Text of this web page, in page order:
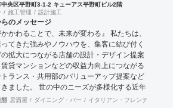
央区平野町3-1-2 キューアス平野町ビル2階
施工管理 設計施工
のメッセージ
かかわることで、未来が変わる』 私たちは、
てきた強みやノウハウを、集客に結び付く
の拡大につながる店舗の設計・デザイン提案
貸マンションなどの収益力向上につながる
ランス・共用部のバリューアップ提案など
ました。 世の中のニーズが多様化する近年
が落ちてきた築古物件に対して用途転換(コ
態 居酒屋 ダイニング・バー イタリアン・フレンチ